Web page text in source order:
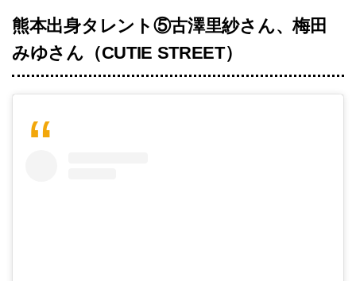
熊本出身タレント⑤古澤里紗さん、梅田
みゆさん（CUTIE STREET）